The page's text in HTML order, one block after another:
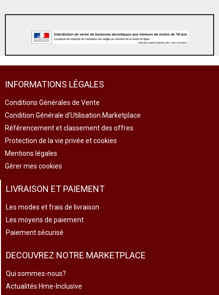
INFORMATIONS LÉGALES
Conditions Générales de Vente
Condition Générale d’Utilisation Marketplace
Référencement et classement des offres
Protection de la vie privée et cookies
Mentions légales
Gérer mes cookies
LIVRAISON ET PAIEMENT
Les modes et frais de livraison
Les moyens de paiement
Paiement sécurisé
DECOUVREZ NOTRE MARKETPLACE
Qui sommes-nous?
Actualités Hme-Inclusive